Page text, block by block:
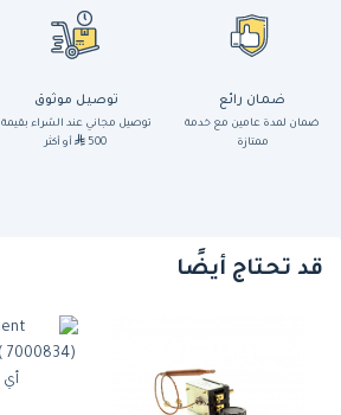
ضمان رائع
ضمان لمدة عامين مع خدمة
ممتازة
توصيل موثوق
توصيل مجاني عند الشراء بقيمة
500
أو أكثر
قد تحتاج أيضًا